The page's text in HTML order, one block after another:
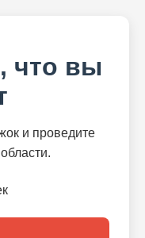
что вы
и проведите